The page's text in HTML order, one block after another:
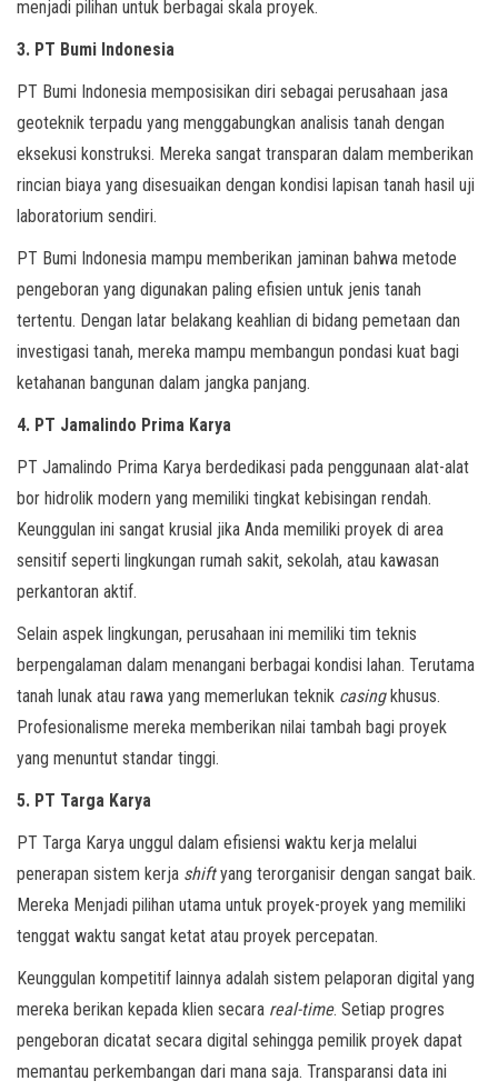
menjadi pilihan untuk berbagai skala proyek.
3. PT Bumi Indonesia
PT Bumi Indonesia memposisikan diri sebagai perusahaan jasa
geoteknik terpadu yang menggabungkan analisis tanah dengan
eksekusi konstruksi. Mereka sangat transparan dalam memberikan
rincian biaya yang disesuaikan dengan kondisi lapisan tanah hasil uji
laboratorium sendiri.
PT Bumi Indonesia mampu memberikan jaminan bahwa metode
pengeboran yang digunakan paling efisien untuk jenis tanah
tertentu. Dengan latar belakang keahlian di bidang pemetaan dan
investigasi tanah, mereka mampu membangun pondasi kuat bagi
ketahanan bangunan dalam jangka panjang.
4. PT Jamalindo Prima Karya
PT Jamalindo Prima Karya berdedikasi pada penggunaan alat-alat
bor hidrolik modern yang memiliki tingkat kebisingan rendah.
Keunggulan ini sangat krusial jika Anda memiliki proyek di area
sensitif seperti lingkungan rumah sakit, sekolah, atau kawasan
perkantoran aktif.
Selain aspek lingkungan, perusahaan ini memiliki tim teknis
berpengalaman dalam menangani berbagai kondisi lahan. Terutama
tanah lunak atau rawa yang memerlukan teknik casingkhusus.
Profesionalisme mereka memberikan nilai tambah bagi proyek
yang menuntut standar tinggi.
5. PT Targa Karya
PT Targa Karya unggul dalam efisiensi waktu kerja melalui
penerapan sistem kerja shiftyang terorganisir dengan sangat baik.
Mereka Menjadi pilihan utama untuk proyek-proyek yang memiliki
tenggat waktu sangat ketat atau proyek percepatan.
Keunggulan kompetitif lainnya adalah sistem pelaporan digital yang
mereka berikan kepada klien secara real-time. Setiap progres
pengeboran dicatat secara digital sehingga pemilik proyek dapat
memantau perkembangan dari mana saja. Transparansi data ini